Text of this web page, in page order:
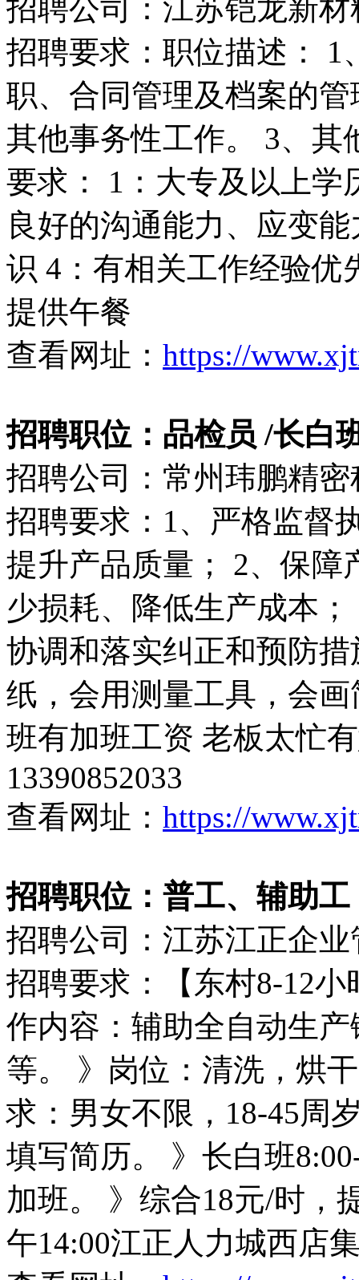
招聘公司：江苏铠龙新
招聘要求：职位描述： 1
职、合同管理及档案的
其他事务性工作。 3、其
要求： 1：大专及以上学
良好的沟通能力、应变
识 4：有相关工作经验优
提供午餐
查看网址： https://
招聘职位：品检员 /长白
招聘公司：常州玮鹏精
招聘要求：1、严格监督
提升产品质量； 2、保障
少损耗、降低生产成本
协调和落实纠正和预防
纸，会用测量工具，会
班有加班工资 老板太忙
13390852033
查看网址： https://
招聘职位：普工、辅助工
招聘公司：江苏江正企
招聘要求：【东村8-12
作内容：辅助全自动生
等。 》岗位：清洗，烘
求：男女不限，18-45周
填写简历。 》长白班
加班。 》综合18元/时，
午14:00江正人力城西店